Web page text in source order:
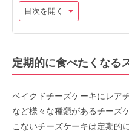
目次を開く
定期的に食べたくなる
ベイクドチーズケーキにレア
など様々な種類があるチーズ
こないチーズケーキは定期的